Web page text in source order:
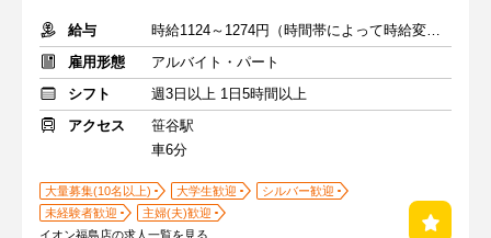
給与
時給1124～1274円（時間帯によって時給変動）
雇用形態
アルバイト・パート
シフト
週3日以上 1日5時間以上
アクセス
笹谷駅
車6分
大量募集(10名以上) 大学生歓迎
シルバー歓迎
未経験者歓迎
主婦(夫)歓迎
イオン福島店の求人一覧を見る